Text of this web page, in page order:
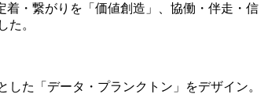
着・繋がりを「価値創造」、協働・伴走・信
た。
た「データ・プランクトン」をデザイン。